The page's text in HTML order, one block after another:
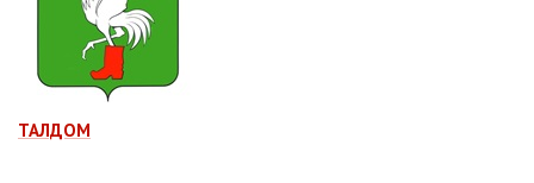
ТАЛДОМ